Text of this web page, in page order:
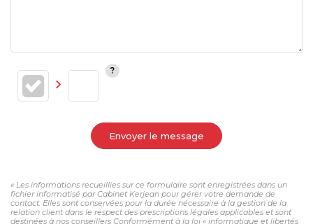
Envoyer le message
« Les informations recueillies sur ce formulaire sont enregistrées dans un
fichier informatisé par Cabinet Kerjean pour gérer votre demande de
contact. Elles sont conservées pour la durée nécessaire à la gestion de la
relation client dans le respect des prescriptions légales applicables et sont
destinées à nos conseillers Conformément à la loi « informatique et libertés